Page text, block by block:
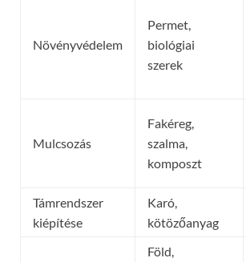
Növényvédelem
Permet,
biológiai
szerek
Mulcsozás
Fakéreg,
szalma,
komposzt
Támrendszer
kiépítése
Karó,
kötözőanyag
Föld,